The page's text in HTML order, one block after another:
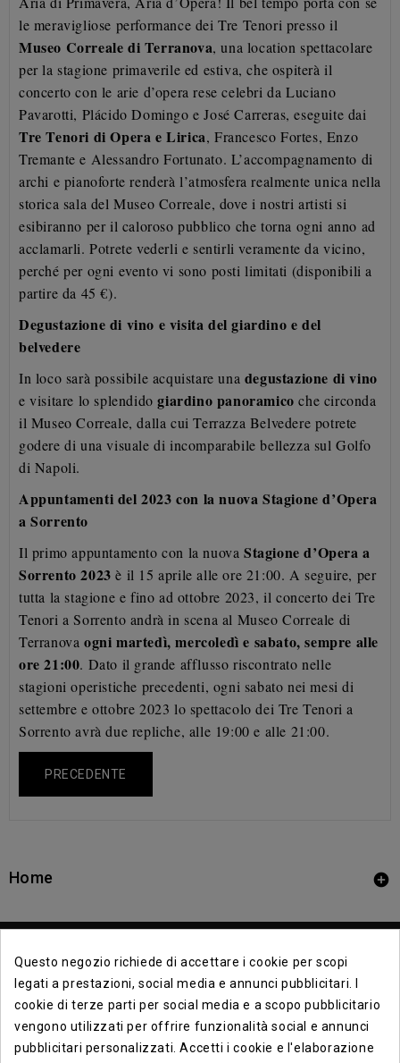
le meravigliose performance dei Tre Tenori presso il
Museo Correale di Terranova, una location spettacolare
per la stagione primaverile ed estiva, che ospiterà il
concerto con le arie d’opera rese celebri da Luciano
Pavarotti, Plácido Domingo e José Carreras, eseguite dai
Tre Tenori di Opera e Lirica, Francesco Fortes, Enzo
Tremante e Alessandro Fortunato. L’accompagnamento di
archi e pianoforte renderà l’atmosfera realmente unica nella
storica sala del Museo Correale, dove i nostri artisti si
esibiranno per il caloroso pubblico che torna ogni anno ad
acclamarli. Potrete vederli e sentirli veramente da vicino,
perché per ogni evento vi sono posti limitati (disponibili a
partire da 45 €).
Degustazione di vino e visita del giardino e del
belvedere
In loco sarà possibile acquistare una degustazione di vino
e visitare lo splendidogiardino panoramico che circonda
il Museo Correale, dalla cui Terrazza Belvedere potrete
godere di una visuale di incomparabile bellezza sul Golfo
di Napoli.
Appuntamenti del 2023 con la nuova Stagione d’Opera
a Sorrento
Il primo appuntamento con la nuova Stagione d’Opera a
Sorrento 2023 è il 15 aprile alle ore 21:00. A seguire, per
tutta la stagione e fino ad ottobre 2023, il concerto dei Tre
Tenori a Sorrento andrà in scena al Museo Correale di
Terranova ogni martedì, mercoledì e sabato, sempre alle
ore 21:00. Dato il grande afflusso riscontrato nelle
stagioni operistiche precedenti, ogni sabato nei mesi di
settembre e ottobre 2023 lo spettacolo dei Tre Tenori a
Sorrento avrà due repliche, alle 19:00 e alle 21:00.
PRECEDENTE
Home 
Contact Info 
Questo negozio richiede di accettare i cookie per scopi
legati a prestazioni, social media e annunci pubblicitari. I
cookie di terze parti per social media e a scopo pubblicitario
vengono utilizzati per offrire funzionalità social e annunci
pubblicitari personalizzati. Accetti i cookie e l'elaborazione